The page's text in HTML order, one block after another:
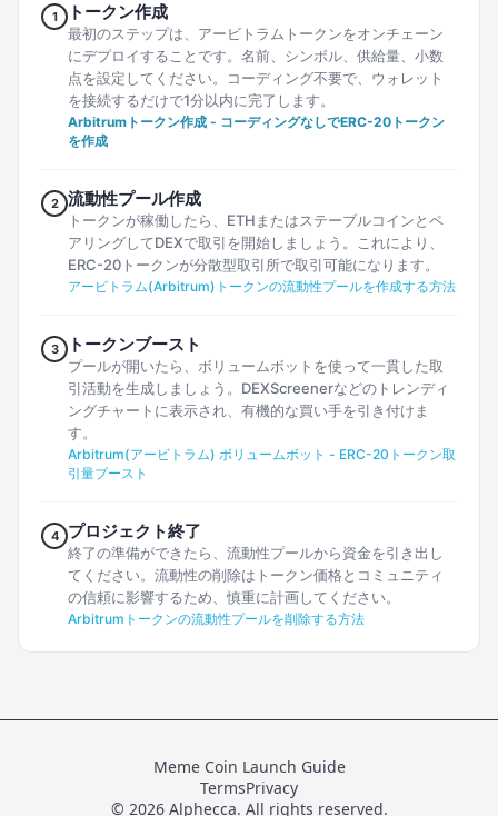
1 トークン作成
最初のステップは、アービトラムトークンをオンチェーン
にデプロイすることです。名前、シンボル、供給量、小数
点を設定してください。コーディング不要で、ウォレット
を接続するだけで1分以内に完了します。
Arbitrumトークン作成 - コーディングなしでERC-20トークン
を作成
2 流動性プール作成
トークンが稼働したら、ETHまたはステーブルコインとペ
アリングしてDEXで取引を開始しましょう。これにより、
ERC-20トークンが分散型取引所で取引可能になります。
アービトラム(Arbitrum)トークンの流動性プールを作成する方法
3 トークンブースト
プールが開いたら、ボリュームボットを使って一貫した取
引活動を生成しましょう。DEXScreenerなどのトレンディ
ングチャートに表示され、有機的な買い手を引き付けま
す。
Arbitrum(アービトラム) ボリュームボット - ERC-20トークン取
引量ブースト
4 プロジェクト終了
終了の準備ができたら、流動性プールから資金を引き出し
てください。流動性の削除はトークン価格とコミュニティ
の信頼に影響するため、慎重に計画してください。
Arbitrumトークンの流動性プールを削除する方法
Meme Coin Launch Guide
© 2026 Alphecca. All rights reserved.
TermsPrivacy